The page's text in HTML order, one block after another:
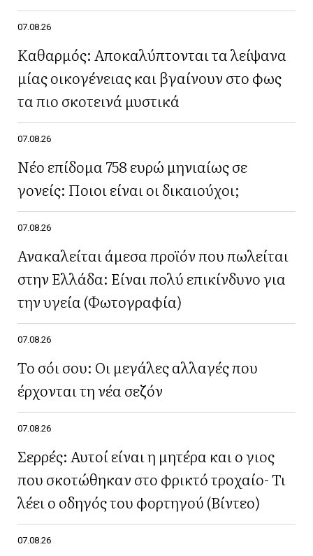
07.08.26
Καθαρμός: Αποκαλύπτονται τα λείψανα
μίας οικογένειας και βγαίνουν στο φως
τα πιο σκοτεινά μυστικά
07.08.26
Νέο επίδομα 758 ευρώ μηνιαίως σε
γονείς: Ποιοι είναι οι δικαιούχοι;
07.08.26
Ανακαλείται άμεσα προϊόν που πωλείται
στην Ελλάδα: Είναι πολύ επικίνδυνο για
την υγεία (Φωτογραφία)
07.08.26
Το σόι σου: Οι μεγάλες αλλαγές που
έρχονται τη νέα σεζόν
07.08.26
Σερρές: Αυτοί είναι η μητέρα και ο γιος
που σκοτώθηκαν στο φρικτό τροχαίο- Τι
λέει ο οδηγός του φορτηγού (Βίντεο)
07.08.26